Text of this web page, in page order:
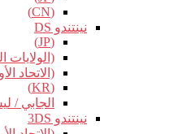
(CN)
نينتندو DS
(JP)
(الولايات
(الاتحاد
(KR)
الجابي /
نينتندو 3DS